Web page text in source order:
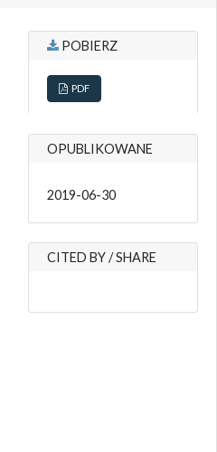
POBIERZ
PDF
OPUBLIKOWANE
2019-06-30
CITED BY / SHARE